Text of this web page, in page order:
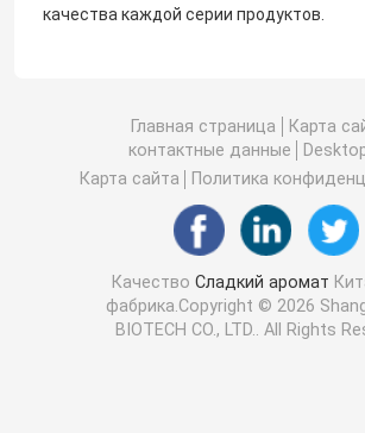
качества каждой серии продуктов.
Главная страница
Карта
контактные данные
Карта сайта
Политика
КачествоСладкий аромат
фабрика.Copyright © 2026
BIOTECH CO., LTD.. All Rights